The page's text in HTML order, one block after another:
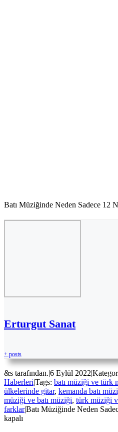
Batı Müziğinde Neden Sadece 12
Erturgut Sanat
+ posts
&s tarafından.|6 Eylül 2022|
Haberleri|Tags: batı müziği ve türk
ülkelerinde gitar, kemanda batı
müziği ve batı müziği, türk müziği
farklar|Batı Müziğinde Neden
kapalı